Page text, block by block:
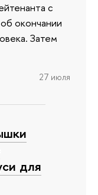
с
окончании
Затем
27 июля
для